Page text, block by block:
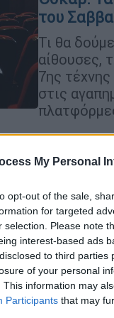
My Personal
opt-out of the sale,
for targeted
selection. Please note
interest-based ads
to third
of your personal
This information may
Participants that may
του
Τι θα
αίθουσες,
7ης
στις
Οι
εφηβεία
Πινόκιο
δράμα
Ο Στίβεν
του δράμα
«Πινόκιο